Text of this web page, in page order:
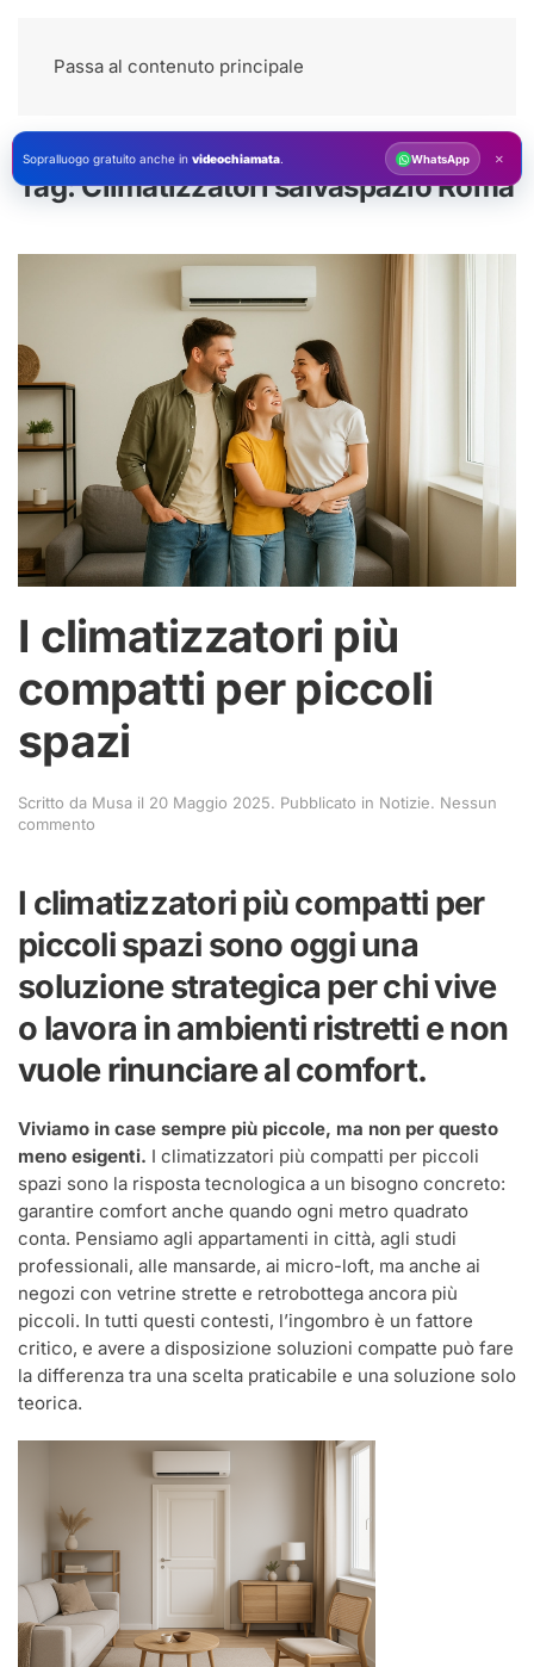
Passa al contenuto principale
Tag:Climatizzatori salvaspazio Roma
I climatizzatori più
compatti per piccoli
spazi
Scritto da Musa il 20 Maggio 2025. Pubblicato in Notizie. Nessun
commento
compatti
per
piccoli
spazi
I climatizzatori più compatti per
piccoli spazi sono oggi una
soluzione strategica per chi vive
o lavora in ambienti ristretti e non
vuole rinunciare al comfort.
Viviamo in case sempre più piccole, ma non per questo
meno esigenti. I climatizzatori più compatti per piccoli
spazi sono la risposta tecnologica a un bisogno concreto:
garantire comfort anche quando ogni metro quadrato
conta. Pensiamo agli appartamenti in città, agli studi
professionali, alle mansarde, ai micro-loft, ma anche ai
negozi con vetrine strette e retrobottega ancora più
piccoli. In tutti questi contesti, l’ingombro è un fattore
critico, e avere a disposizione soluzioni compatte può fare
la differenza tra una scelta praticabile e una soluzione solo
teorica.
Sopralluogo gratuito anche in videochiamata. WhatsApp ×